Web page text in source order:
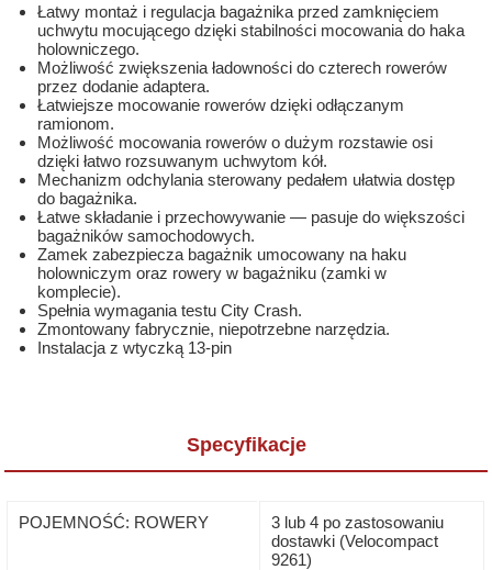
Łatwy montaż i regulacja bagażnika przed zamknięciem
uchwytu mocującego dzięki stabilności mocowania do haka
holowniczego.
Możliwość zwiększenia ładowności do czterech rowerów
przez dodanie adaptera.
Łatwiejsze mocowanie rowerów dzięki odłączanym
ramionom.
Możliwość mocowania rowerów o dużym rozstawie osi
dzięki łatwo rozsuwanym uchwytom kół.
Mechanizm odchylania sterowany pedałem ułatwia dostęp
do bagażnika.
Łatwe składanie i przechowywanie — pasuje do większości
bagażników samochodowych.
Zamek zabezpiecza bagażnik umocowany na haku
holowniczym oraz rowery w bagażniku (zamki w
komplecie).
Spełnia wymagania testu City Crash.
Zmontowany fabrycznie, niepotrzebne narzędzia.
Instalacja z wtyczką 13-pin
Specyfikacje
POJEMNOŚĆ: ROWERY
3 lub 4 po zastosowaniu
dostawki (Velocompact
9261)